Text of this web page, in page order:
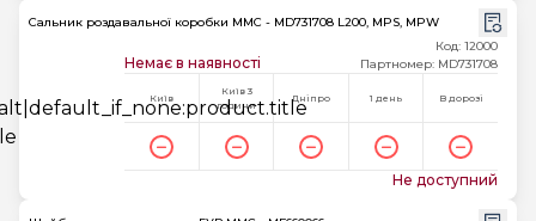
Сальник роздавальної коробки MMC - MD731708 L200, MPS, MPW
Немає в наявності
Код: 12000
Партномер: MD731708
Київ
Київ 3
години
Дніпро 1 день В дорозі
Не доступний